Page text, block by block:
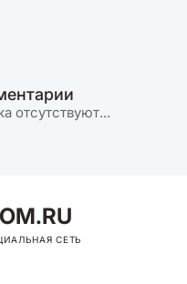
отсутствуют...
СЕТЬ